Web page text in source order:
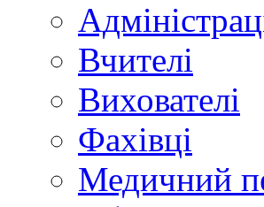
Вчителі
Вихователі
Фахівці
Медичний